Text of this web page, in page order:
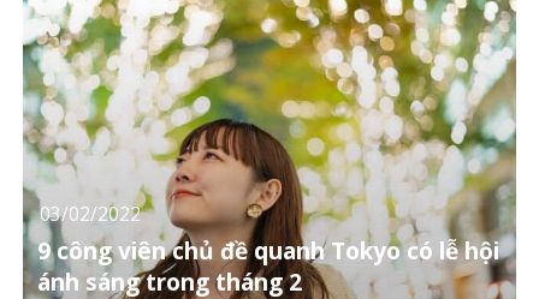
03/02/2022
9 công viên chủ đề quanh Tokyo có lễ hội
ánh sáng trong tháng 2